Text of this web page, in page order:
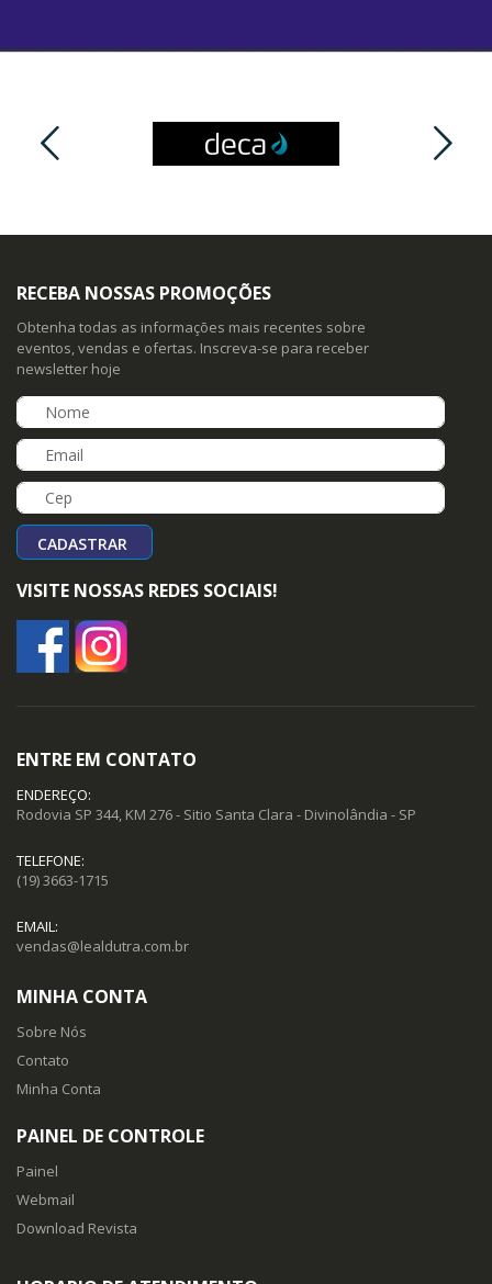
RECEBA NOSSAS PROMOÇÕES
Obtenha todas as informações mais recentes sobre
eventos, vendas e ofertas. Inscreva-se para receber
newsletter hoje
CADASTRAR
VISITE NOSSAS REDES SOCIAIS!
ENTRE EM CONTATO
ENDEREÇO:
Rodovia SP 344, KM 276 - Sitio Santa Clara - Divinolândia - SP
TELEFONE:
(19) 3663-1715
EMAIL:
vendas@lealdutra.com.br
MINHA CONTA
Sobre Nós
Contato
Minha Conta
PAINEL DE CONTROLE
Painel
Webmail
Download Revista